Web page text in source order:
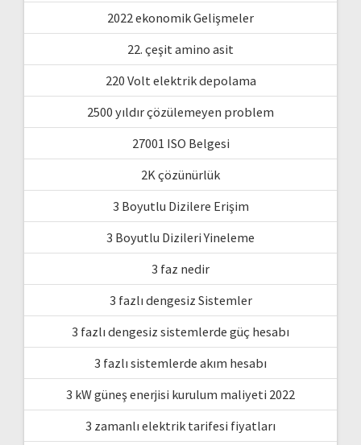
2022 ekonomik Gelişmeler
22. çeşit amino asit
220 Volt elektrik depolama
2500 yıldır çözülemeyen problem
27001 ISO Belgesi
2K çözünürlük
3 Boyutlu Dizilere Erişim
3 Boyutlu Dizileri Yineleme
3 faz nedir
3 fazlı dengesiz Sistemler
3 fazlı dengesiz sistemlerde güç hesabı
3 fazlı sistemlerde akım hesabı
3 kW güneş enerjisi kurulum maliyeti 2022
3 zamanlı elektrik tarifesi fiyatları